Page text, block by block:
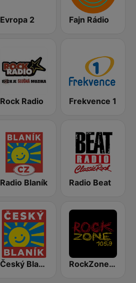
Evropa 2 Fajn Rádio
Rock Radio Frekvence 1
Radio Blaník Radio Beat
Český Blaník RockZone 105.9 FM